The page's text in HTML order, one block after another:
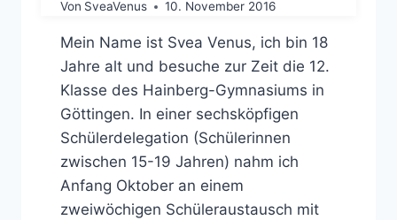
Von SveaVenus 10. November 2016
Mein Name ist Svea Venus, ich bin 18
Jahre alt und besuche zur Zeit die 12.
Klasse des Hainberg-Gymnasiums in
Göttingen. In einer sechsköpfigen
Schülerdelegation (Schülerinnen
zwischen 15-19 Jahren) nahm ich
Anfang Oktober an einem
zweiwöchigen Schüleraustausch mit